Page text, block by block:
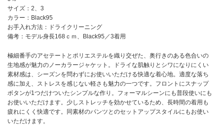
サイズ：2、3
カラー：Black95
お手入れ方法：ドライクリーニング
備考：モデル身長168ｃｍ、Black95／3着用
極細番手のアセテートとポリエステルを織り交ぜた、奥行きのある色合いの
生地感が魅力のノーカラージャケット。ドライな肌触りとシワになりにくい
素材感は、シーズンを問わずにお使いいただける快適な着心地。適度な落ち
感に加え、ストレスを感じない軽さも魅力の一つです。フロントにスナップ
ボタンが1つだけついたシンプルな作り。フォーマルシーンにも普段使いにも
お使いいただけます。少しストレッチを効かせているため、長時間の着用も
疲れにくく快適です。同素材のパンツとのセットアップスタイルにもお使い
いただけます。